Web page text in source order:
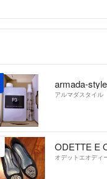
armada-style
アルマダスタイル
ODETTE E
オデットエオディ